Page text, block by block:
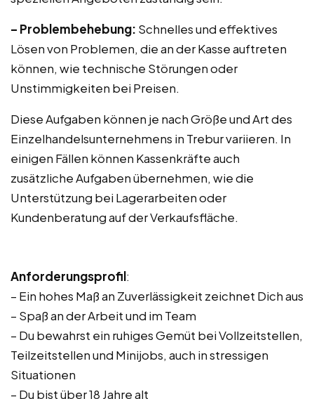
– Problembehebung: Schnelles und effektives
Lösen von Problemen, die an der Kasse auftreten
können, wie technische Störungen oder
Unstimmigkeiten bei Preisen.
Diese Aufgaben können je nach Größe und Art des
Einzelhandelsunternehmens in Trebur variieren. In
einigen Fällen können Kassenkräfte auch
zusätzliche Aufgaben übernehmen, wie die
Unterstützung bei Lagerarbeiten oder
Kundenberatung auf der Verkaufsfläche.
Anforderungsprofil:
– Ein hohes Maß an Zuverlässigkeit zeichnet Dich aus
– Spaß an der Arbeit und im Team
– Du bewahrst ein ruhiges Gemüt bei Vollzeitstellen,
Teilzeitstellen und Minijobs, auch in stressigen
Situationen
– Du bist über 18 Jahre alt